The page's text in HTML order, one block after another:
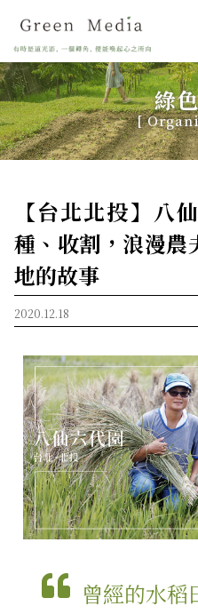
綠
[
【台北北投】八
種、收割，浪漫農
地的故事
2020.12.18
曾經的水稻